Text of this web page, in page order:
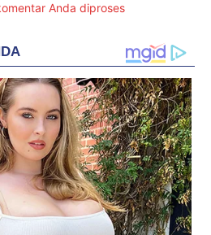
Anda diproses